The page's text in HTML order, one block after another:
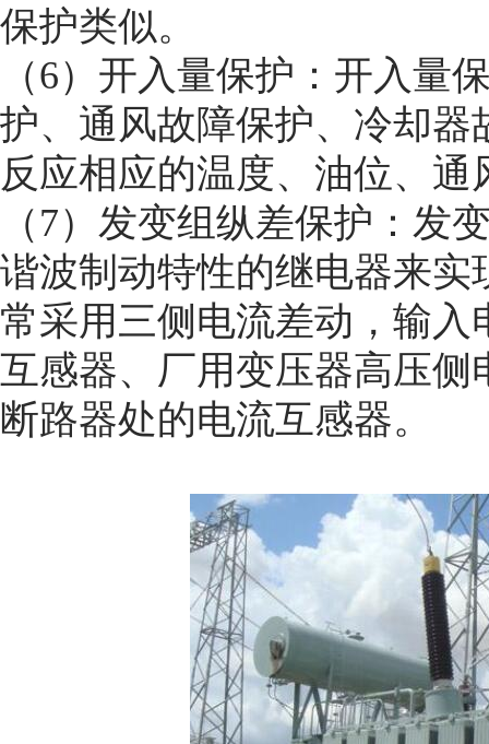
保护类似。
（6）开入量保护：开入量
护、通风故障保护、冷却
反应相应的温度、油位、通
（7）发变组纵差保护：发
谐波制动特性的继电器来
常采用三侧电流差动，输
互感器、厂用变压器高压
断路器处的电流互感器。